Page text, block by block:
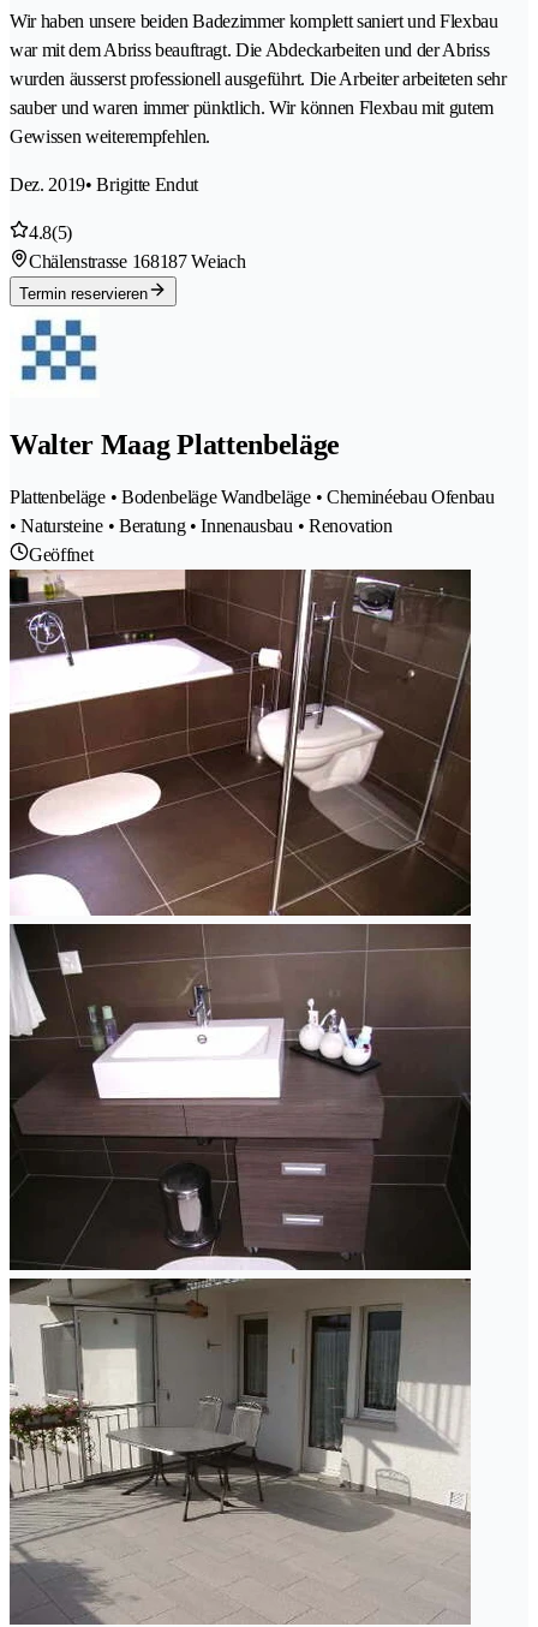
Wir haben unsere beiden Badezimmer komplett saniert und Flexbau
war mit dem Abriss beauftragt. Die Abdeckarbeiten und der Abriss
wurden äusserst professionell ausgeführt. Die Arbeiter arbeiteten sehr
sauber und waren immer pünktlich. Wir können Flexbau mit gutem
Gewissen weiterempfehlen.
Dez. 2019• Brigitte Endut
4.8(5)
Chälenstrasse 168187 Weiach
Termin reservieren
Walter Maag Plattenbeläge
Plattenbeläge • Bodenbeläge Wandbeläge • Cheminéebau Ofenbau
• Natursteine • Beratung • Innenausbau • Renovation
Geöffnet